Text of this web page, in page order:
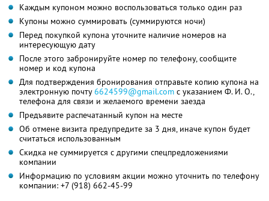
Каждым купоном можно воспользоваться только один раз
Купоны можно суммировать (суммируются ночи)
Перед покупкой купона уточните наличие номеров на
интересующую дату
После этого забронируйте номер по телефону, сообщите
номер и код купона
Для подтверждения бронирования отправьте копию купона на
электронную почту6624599@gmail.com с указанием Ф. И. О.,
телефона для связи и желаемого времени заезда
Предъявите распечатанный купон на месте
Об отмене визита предупредите за 3 дня, иначе купон будет
считаться использованным
Скидка не суммируется с другими спецпредложениями
компании
Информацию по условиям акции можно уточнить по телефону
компании: +7 (918) 662-45-99